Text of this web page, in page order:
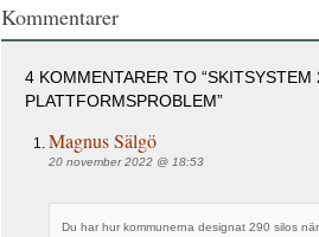
Kommentarer
4 KOMMENTARER TO
PLATTFORMSPROBLEM”
Magnus Sälgö
20 november 2022 @ 18:53
Du har hur kommunerna designat 290 silos